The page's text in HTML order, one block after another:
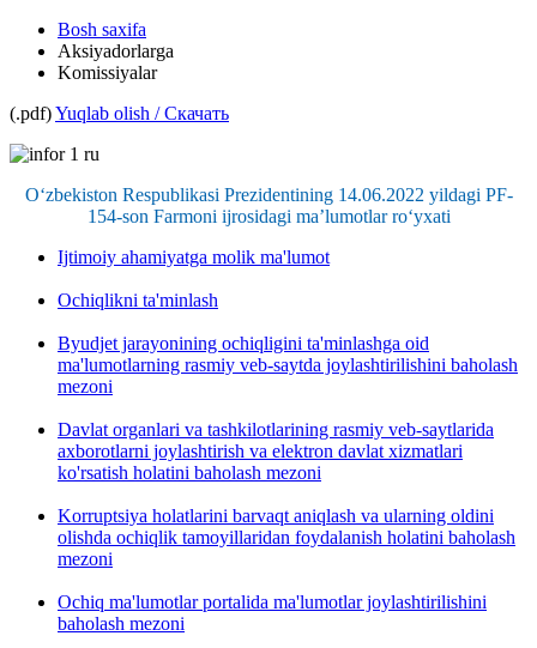
Bosh saxifa
Aksiyadorlarga
Komissiyalar
(.pdf)Yuqlab olish / Скачать
O‘zbekiston Respublikasi Prezidentining 14.06.2022 yildagi PF-
154-son Farmoni ijrosidagi ma’lumotlar ro‘yxati
Ijtimoiy ahamiyatga molik ma'lumot
Ochiqlikni ta'minlash
Byudjet jarayonining ochiqligini ta'minlashga oid
ma'lumotlarning rasmiy veb-saytda joylashtirilishini baholash
mezoni
Davlat organlari va tashkilotlarining rasmiy veb-saytlarida
axborotlarni joylashtirish va elektron davlat xizmatlari
ko'rsatish holatini baholash mezoni
Korruptsiya holatlarini barvaqt aniqlash va ularning oldini
olishda ochiqlik tamoyillaridan foydalanish holatini baholash
mezoni
Ochiq ma'lumotlar portalida ma'lumotlar joylashtirilishini
baholash mezoni